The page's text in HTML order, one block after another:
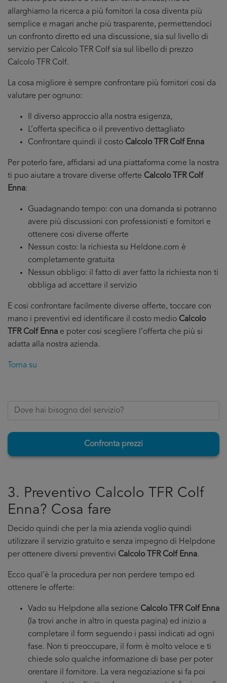
allarghiamo la ricerca a più fornitori la cosa diventa più
semplice e magari anche più trasparente, permettendoci
un confronto diretto ed una discussione, sia sul livello di
servizio per Calcolo TFR Colf sia sul libello di prezzo
Calcolo TFR Colf.
La cosa migliore è sempre confrontare più fornitori cosi da
valutare per ognuno:
Il diverso approccio alla nostra esigenza,
L’offerta specifica o il preventivo dettagliato
Confrontare quindi il costo Calcolo TFR Colf Enna
Per poterlo fare, affidarsi ad una piattaforma come la nostra
ti puo aiutare a trovare diverse offerte Calcolo TFR Colf
Enna:
Guadagnando tempo: con una domanda si potranno
avere più discussioni con professionisti e fornitori e
ottenere cosi diverse offerte
Nessun costo: la richiesta su Heldone.com è
completamente gratuita
Nessun obbligo: il fatto di aver fatto la richiesta non ti
obbliga ad accettare il servizio
E cosi confrontare facilmente diverse offerte, toccare con
mano i preventivi ed identificare il costo medio Calcolo
TFR Colf Enna e poter cosi scegliere l’offerta che più si
adatta alla nostra azienda.
Torna su
Confronta prezzi
3. Preventivo Calcolo TFR Colf
Enna? Cosa fare
Decido quindi che per la mia azienda voglio quindi
utilizzare il servizio gratuito e senza impegno di Helpdone
per ottenere diversi preventivi Calcolo TFR Colf Enna.
Ecco qual’è la procedura per non perdere tempo ed
ottenere le offerte:
Vado su Helpdone alla sezione Calcolo TFR Colf Enna
(la trovi anche in altro in questa pagina) ed inizio a
completare il form seguendo i passi indicati ad ogni
fase. Non ti preoccupare, il form è molto veloce e ti
chiede solo qualche informazione di base per poter
orentare il fornitore. La vera negoziazione si fa poi